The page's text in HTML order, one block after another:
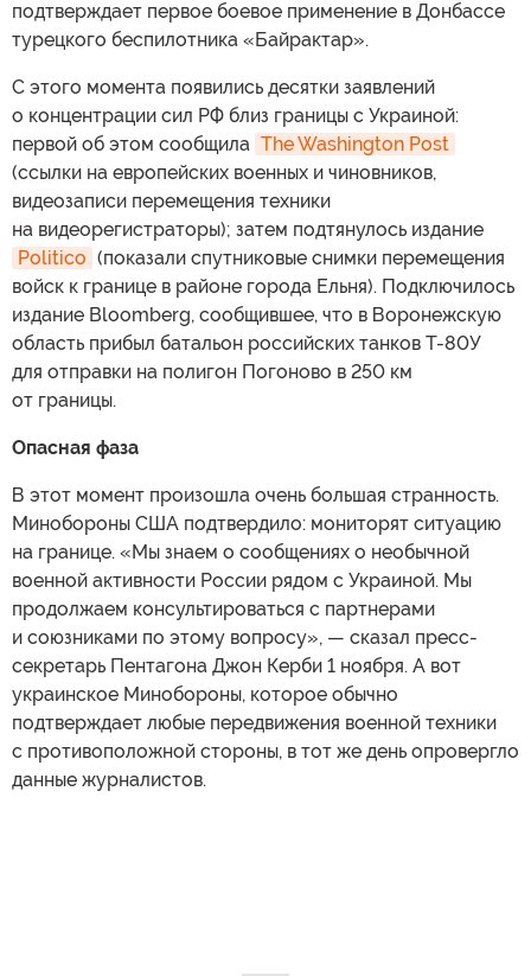
подтверждает первое боевое применение в Донбассе
турецкого беспилотника «Байрактар».
С этого момента появились десятки заявлений
о концентрации сил РФ близ границы с Украиной:
первой об этом сообщила The Washington Post
(ссылки на европейских военных и чиновников,
видеозаписи перемещения техники
на видеорегистраторы); затем подтянулось издание
Politico (показали спутниковые снимки перемещения
войск к границе в районе города Ельня). Подключилось
издание Bloomberg, сообщившее, что в Воронежскую
область прибыл батальон российских танков Т-80У
для отправки на полигон Погоново в 250 км
от границы.
Опасная фаза
В этот момент произошла очень большая странность.
Минобороны США подтвердило: мониторят ситуацию
на границе. «Мы знаем о сообщениях о необычной
военной активности России рядом с Украиной. Мы
продолжаем консультироваться с партнерами
и союзниками по этому вопросу», — сказал пресс-
секретарь Пентагона Джон Керби 1 ноября. А вот
украинское Минобороны, которое обычно
подтверждает любые передвижения военной техники
с противоположной стороны, в тот же день опровергло
данные журналистов.